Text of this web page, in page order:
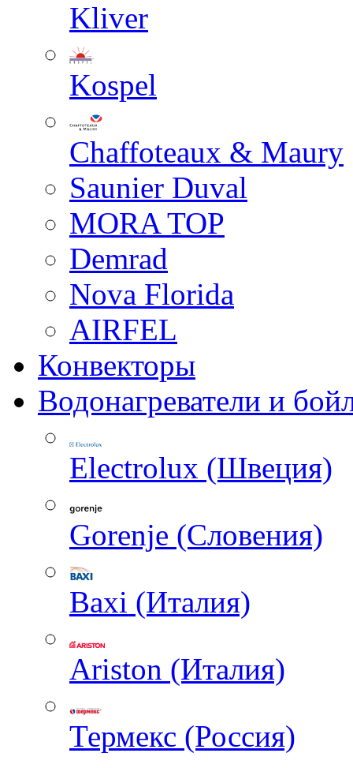
Kliver
Kospel
Chaffoteaux & Maury
Saunier Duval
MORA TOP
Demrad
Nova Florida
AIRFEL
Конвекторы
Водонагреватели и
Electrolux (Швеция)
Gorenje (Словения)
Baxi (Италия)
Ariston (Италия)
Термекс (Россия)